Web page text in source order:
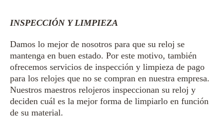
INSPECCIÓN Y LIMPIEZA
Damos lo mejor de nosotros para que su reloj se
mantenga en buen estado. Por este motivo, también
ofrecemos servicios de inspección y limpieza de pago
para los relojes que no se compran en nuestra empresa.
Nuestros maestros relojeros inspeccionan su reloj y
deciden cuál es la mejor forma de limpiarlo en función
de su material.